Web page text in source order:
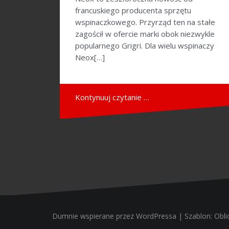
francuskiego producenta sprzętu
wspinaczkowego. Przyrząd ten na stałe
zagościł w ofercie marki obok niezwykle
popularnego Grigri. Dla wielu wspinaczy
Neox[…]
Kontynuuj czytanie …
Dumnie wspierane przez WordPressa | Szablon: